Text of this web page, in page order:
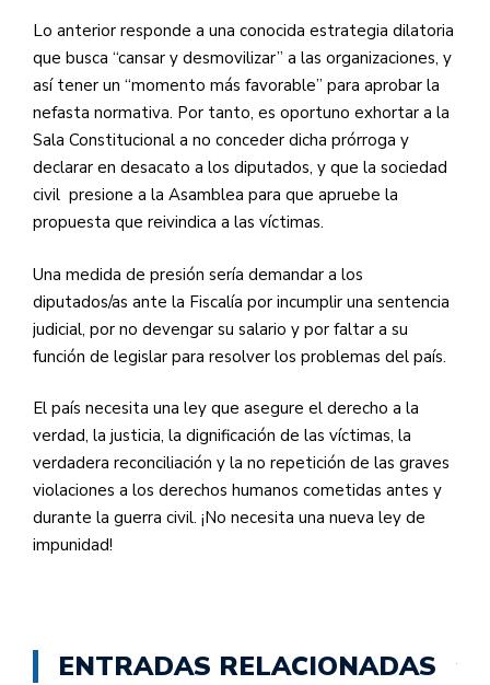
Lo anterior responde a una conocida estrategia dilatoria
que busca “cansar y desmovilizar” a las organizaciones, y
así tener un “momento más favorable” para aprobar la
nefasta normativa. Por tanto, es oportuno exhortar a la
Sala Constitucional a no conceder dicha prórroga y
declarar en desacato a los diputados, y que la sociedad
civil presione a la Asamblea para que apruebe la
propuesta que reivindica a las víctimas.
Una medida de presión sería demandar a los
diputados/as ante la Fiscalía por incumplir una sentencia
judicial, por no devengar su salario y por faltar a su
función de legislar para resolver los problemas del país.
El país necesita una ley que asegure el derecho a la
verdad, la justicia, la dignificación de las víctimas, la
verdadera reconciliación y la no repetición de las graves
violaciones a los derechos humanos cometidas antes y
durante la guerra civil. ¡No necesita una nueva ley de
impunidad!
ENTRADAS RELACIONADAS